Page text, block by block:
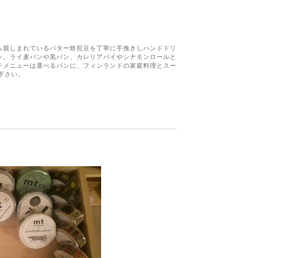
しまれているバター焙煎豆を丁寧に手挽きしハンドドリ
ライ麦パンや黒パン、カレリアパイやシナモンロールと
ニューは選べるパンに、フィンランドの家庭料理とスー
い。